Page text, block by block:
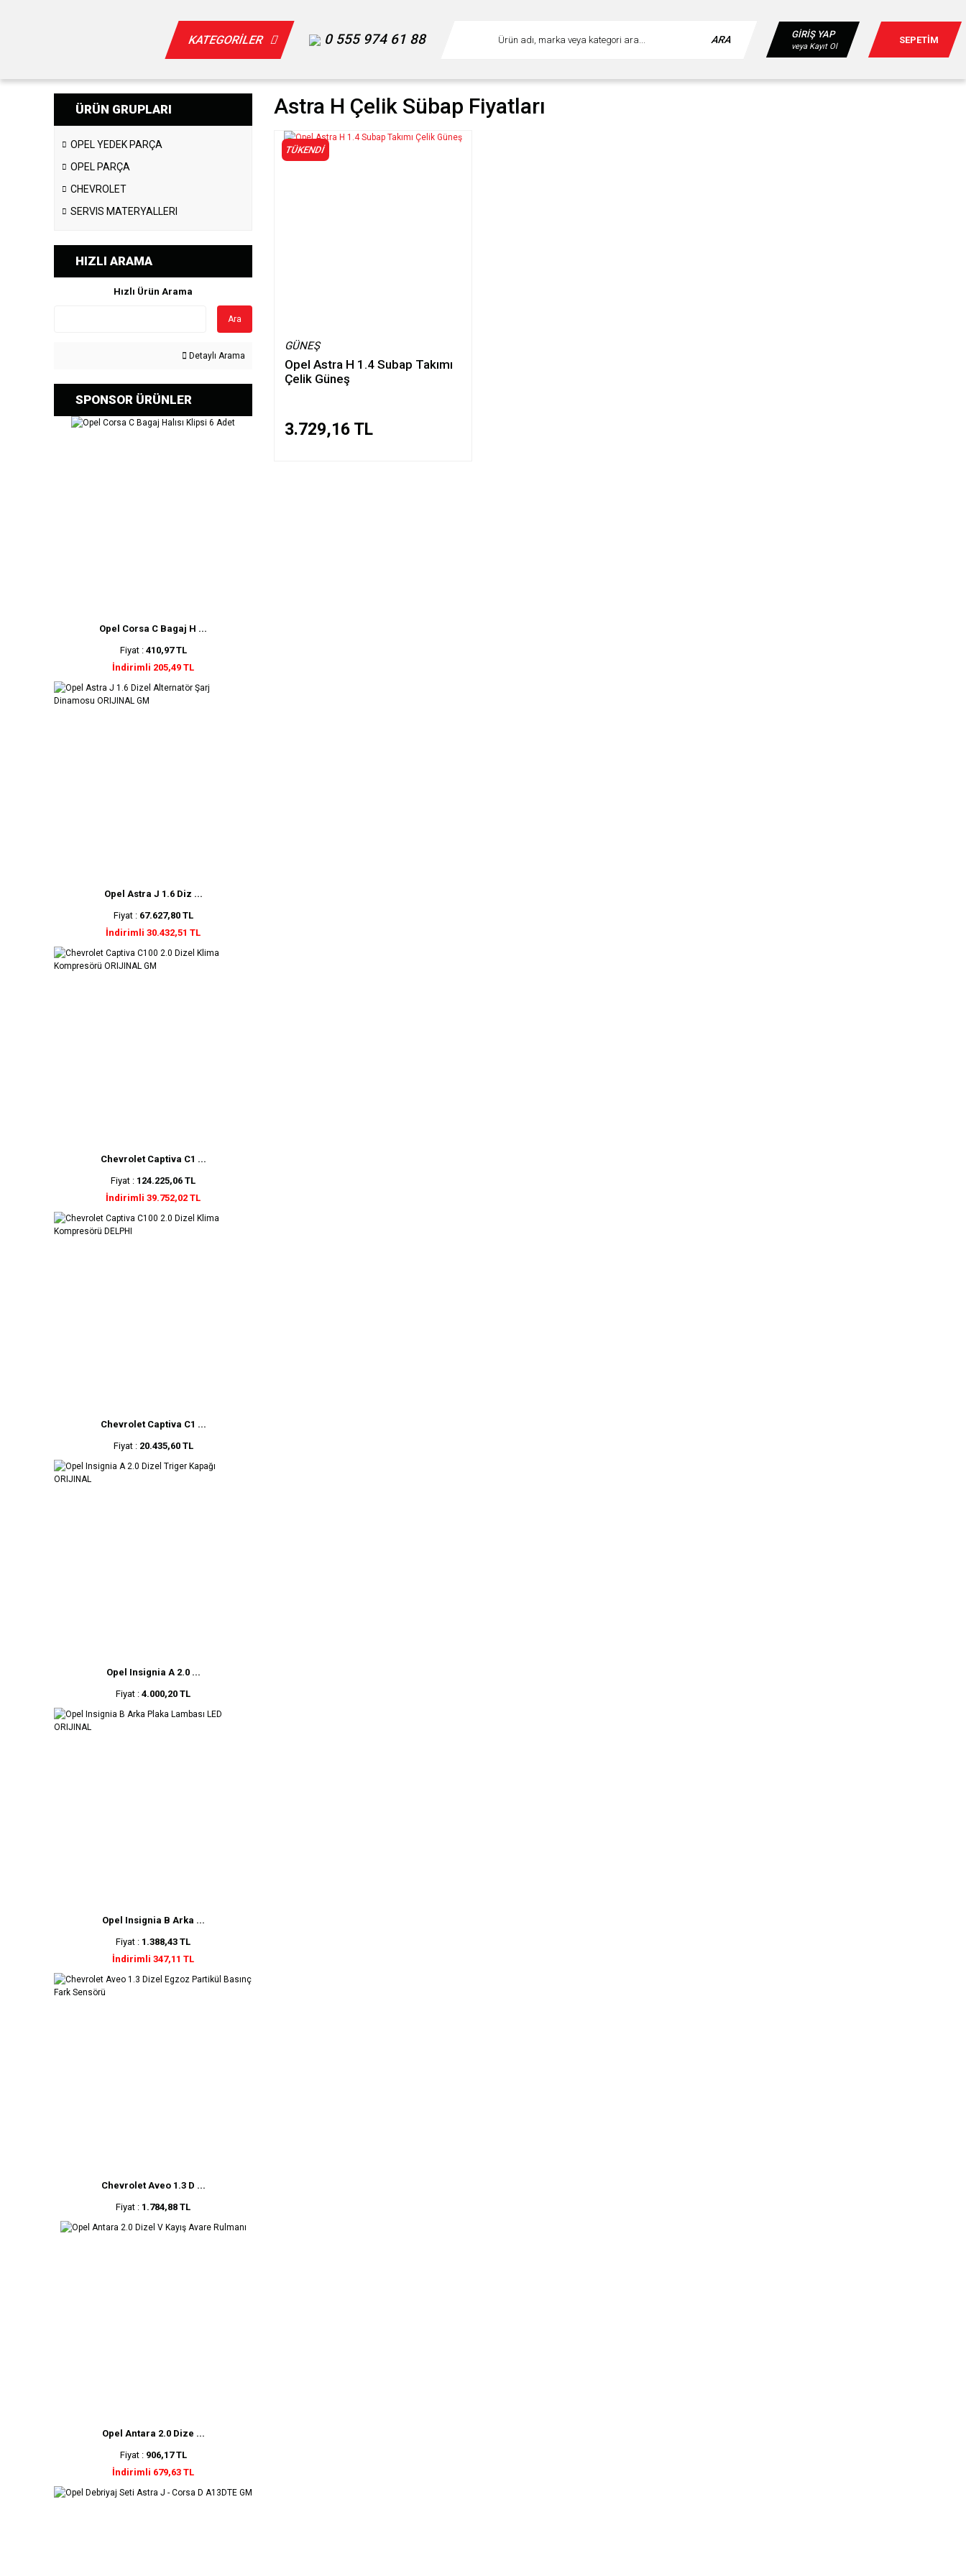
KATEGORİLER 0 555 974 61 88 ARA GİRİŞ YAP
veya Kayıt Ol
SEPETİM
ÜRÜN GRUPLARI
OPEL YEDEK PARÇA
OPEL PARÇA
CHEVROLET
SERVIS MATERYALLERI
HIZLI ARAMA
Hızlı Ürün Arama
Ara
Detaylı Arama
SPONSOR ÜRÜNLER
Opel Corsa C Bagaj H ...
Fiyat : 410,97 TL
İndirimli 205,49 TL
Opel Astra J 1.6 Diz ...
Fiyat : 67.627,80 TL
İndirimli 30.432,51 TL
Chevrolet Captiva C1 ...
Fiyat : 124.225,06 TL
İndirimli 39.752,02 TL
Chevrolet Captiva C1 ...
Fiyat : 20.435,60 TL
Opel Insignia A 2.0 ...
Fiyat : 4.000,20 TL
Opel Insignia B Arka ...
Fiyat : 1.388,43 TL
İndirimli 347,11 TL
Chevrolet Aveo 1.3 D ...
Fiyat : 1.784,88 TL
Opel Antara 2.0 Dize ...
Fiyat : 906,17 TL
İndirimli 679,63 TL
Astra H Çelik Sübap Fiyatları
TÜKENDİ
GÜNEŞ
Opel Astra H 1.4 Subap Takımı
Çelik Güneş
3.729,16 TL